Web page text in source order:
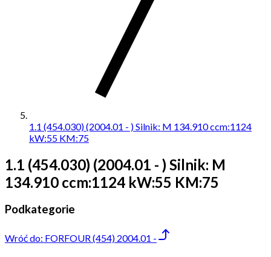
1.1 (454.030) (2004.01 - ) Silnik: M 134.910 ccm:1124
kW:55 KM:75
1.1 (454.030) (2004.01 - ) Silnik: M
134.910 ccm:1124 kW:55 KM:75
Podkategorie
Wróć do: FORFOUR (454) 2004.01 -